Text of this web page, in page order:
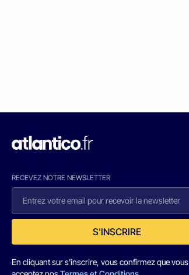
RECEVEZ NOTRE NEWSLETTER
S'INSCRIRE
En cliquant sur s'inscrire, vous confirmez que vous